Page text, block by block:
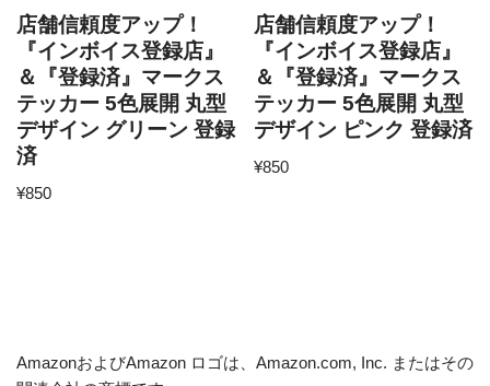
店舗信頼度アップ！
『インボイス登録店』
＆『登録済』マークス
テッカー 5色展開 丸型
デザイン グリーン 登録
済
¥850
店舗信頼度アップ！
『インボイス登録店』
＆『登録済』マークス
テッカー 5色展開 丸型
デザイン ピンク 登録済
¥850
AmazonおよびAmazon ロゴは、Amazon.com, Inc. またはその